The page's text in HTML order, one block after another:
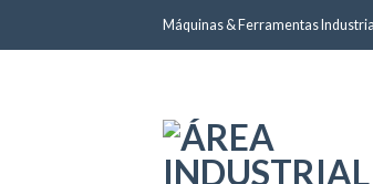
Máquinas & Ferramentas